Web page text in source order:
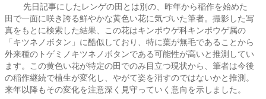
先日記事にしたレンゲの田とは別の、昨年から稲作を始めた
田で一面に咲き誇る鮮やかな黄色い花に気づいた筆者。撮影した写
真をもとに検索した結果、この花はキンポウゲ科キンポウゲ属の
「キツネノボタン」に酷似しており、特に葉が無毛であることから
外来種のトゲミノキツネノボタンである可能性が高いと推測してい
ます。この黄色い花が特定の田でのみ目立つ現状から、筆者は今後
の稲作継続で植生が変化し、やがて姿を消すのではないかと推測。
来年以降もその変化を注意深く見守っていく意向を示しました。